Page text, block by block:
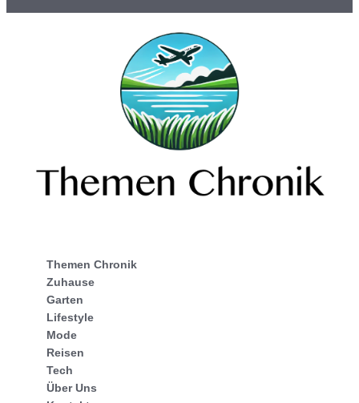
Themen Chronik
Zuhause
Garten
Lifestyle
Mode
Reisen
Tech
Über Uns